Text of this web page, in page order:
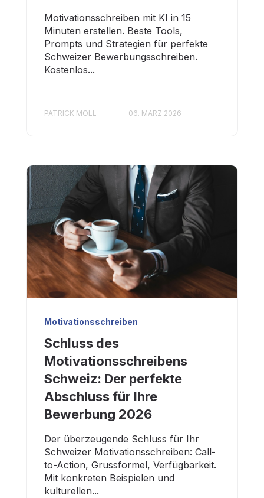
Motivationsschreiben mit KI in 15
Minuten erstellen. Beste Tools,
Prompts und Strategien für perfekte
Schweizer Bewerbungsschreiben.
Kostenlos...
PATRICK MOLL 06. MÄRZ 2026
Motivationsschreiben
Schluss des
Motivationsschreibens
Schweiz: Der perfekte
Abschluss für Ihre
Bewerbung 2026
Der überzeugende Schluss für Ihr
Schweizer Motivationsschreiben: Call-
to-Action, Grussformel, Verfügbarkeit.
Mit konkreten Beispielen und
kulturellen...